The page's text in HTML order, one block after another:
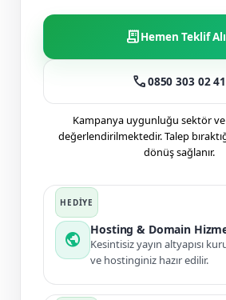
receipt_longHemen Teklif
call0850 303 02 41
Kampanya uygunluğu sektör
değerlendirilmektedir. Talep
dönüş sağlanır.
public
Hosting & Domain
Kesintisiz yayın altyapısı
ve hostinginiz hazır edilir.